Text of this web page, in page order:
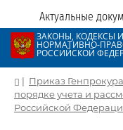
Актуальные
ЗАКОНЫ, КОДЕКСЫ И
НОРМАТИВНО-
РОССИЙСКОЙ
| Приказ
порядке учета и
Российской